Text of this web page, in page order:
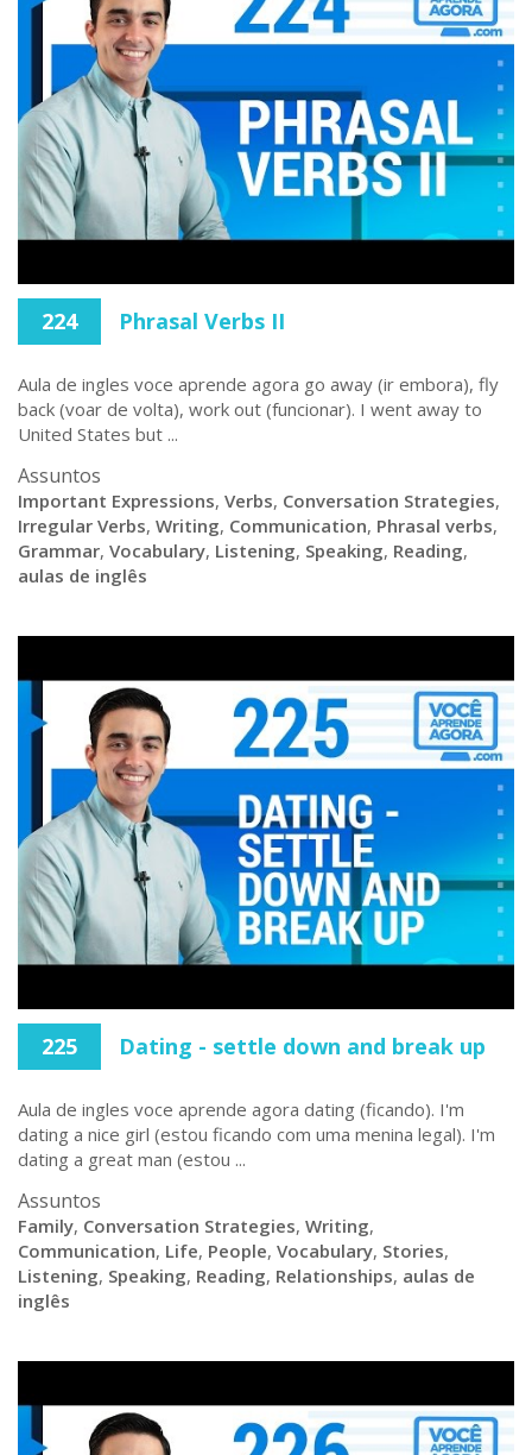
224 Phrasal Verbs II
Aula de ingles voce aprende agora go away (ir embora), fly
back (voar de volta), work out (funcionar). I went away to
United States but ...
Assuntos
Important Expressions, Verbs, Conversation Strategies,
Irregular Verbs, Writing, Communication, Phrasal verbs,
Grammar, Vocabulary, Listening, Speaking, Reading,
aulas de inglês
225 Dating - settle down and break up
Aula de ingles voce aprende agora dating (ficando). I'm
dating a nice girl (estou ficando com uma menina legal). I'm
dating a great man (estou ...
Assuntos
Family, Conversation Strategies, Writing,
Communication, Life, People, Vocabulary, Stories,
Listening, Speaking, Reading, Relationships, aulas de
inglês